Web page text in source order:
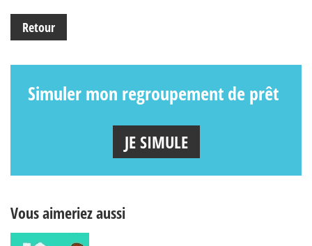
Retour
Simuler mon regroupement de prêt
JE SIMULE
Vous aimeriez aussi